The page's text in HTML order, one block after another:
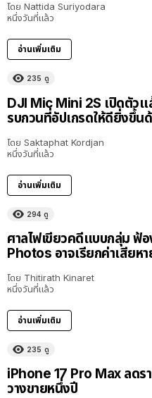
โดย Nattida Suriyodara
หนึ่งวันที่แล้ว
อ่านเพิ่มเติม
235 ดู
DJI Mic Mini 2S เปิดตัว
รบกวนที่อัปเกรดให้ดียิ่งขึ้น
โดย Saktaphat Kordjan
หนึ่งวันที่แล้ว
อ่านเพิ่มเติม
294 ดู
ศาลไฟเขียวคดีแบบกลุ่ม ฟ้
Photos อาจเรียกค่าเสียห
โดย Thitirath Kinaret
หนึ่งวันที่แล้ว
อ่านเพิ่มเติม
235 ดู
iPhone 17 Pro Max ลดร
วางขายหนึ่งปี